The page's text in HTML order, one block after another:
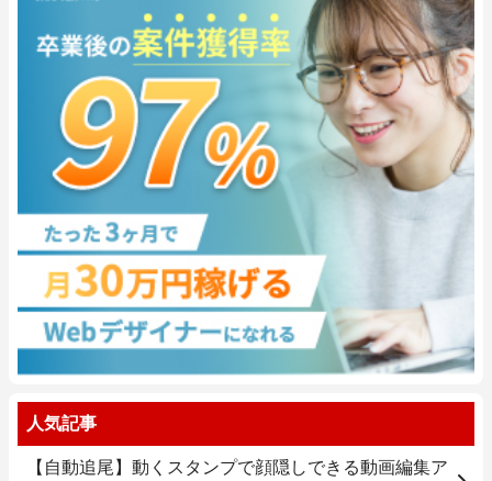
人気記事
【自動追尾】動くスタンプで顔隠しできる動画編集ア